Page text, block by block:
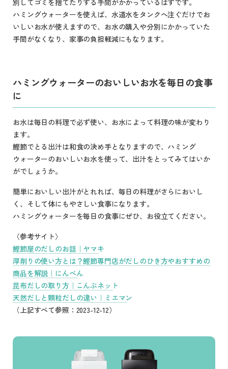
別してゴミを捨てたりする手間がかかっているはずです。
ハミングウォーターを使えば、水道水をタンクへ注ぐだけでお
いしいお水が使えますので、お水の購入や分別にかかっていた
手間がなくなり、家事の負担軽減にもなります。
ハミングウォーターのおいしいお水を毎日の食事
に
お水は毎日の料理で必ず使い、お水によって料理の味が変わり
ます。
鰹節でとる出汁は和食の決め手となりますので、ハミング
ウォーターのおいしいお水を使って、出汁をとってみてはいか
がでしょうか。
簡単においしい出汁がとれれば、毎日の料理がさらにおいし
く、そして体にもやさしい食事になります。
ハミングウォーターを毎日の食事にぜひ、お役立てください。
〈参考サイト〉
鰹節屋のだしのお話｜ヤマキ
厚削りの使い方とは？鰹節専門店がだしのひき方やおすすめの
商品を解説｜にんべん
昆布だしの取り方｜こんぶネット
天然だしと顆粒だしの違い｜ミエマン
（上記すべて参照：2023-12-12）